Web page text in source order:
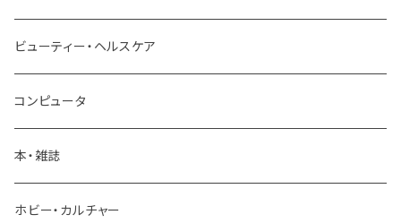
クロスバイク ロードバイク
ロードバイク
トラック ダンプ
パーツ
建設機械 重機
ビューティー・ヘルスケア
コンピュータ
本・雑誌
ホビー・カルチャー